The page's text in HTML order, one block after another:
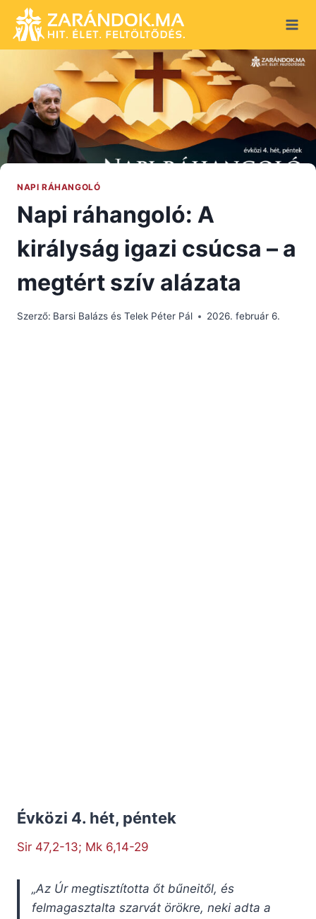
content
NAPI RÁHANGOLÓ
Napi ráhangoló: A
királyság igazi csúcsa – a
megtért szív alázata
Szerző: Barsi Balázs és Telek Péter Pál 2026. február 6.
Évközi 4. hét, péntek
Sir 47,2-13; Mk 6,14-29
„Az Úr megtisztította őt bűneitől, és
felmagasztalta szarvát örökre, neki adta a